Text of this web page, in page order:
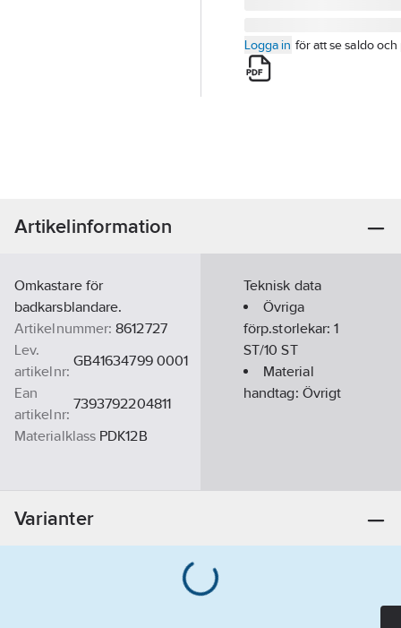
Logga in för att se saldo och
Artikelinformation
Omkastare för
badkarsblandare.
Artikelnummer: 8612727
Lev.
artikelnr:
GB41634799 0001
Ean
artikelnr:
7393792204811
Materialklass PDK12B
Teknisk data
Övriga
förp.storlekar:1
ST/10 ST
Material
handtag: Övrigt
Varianter